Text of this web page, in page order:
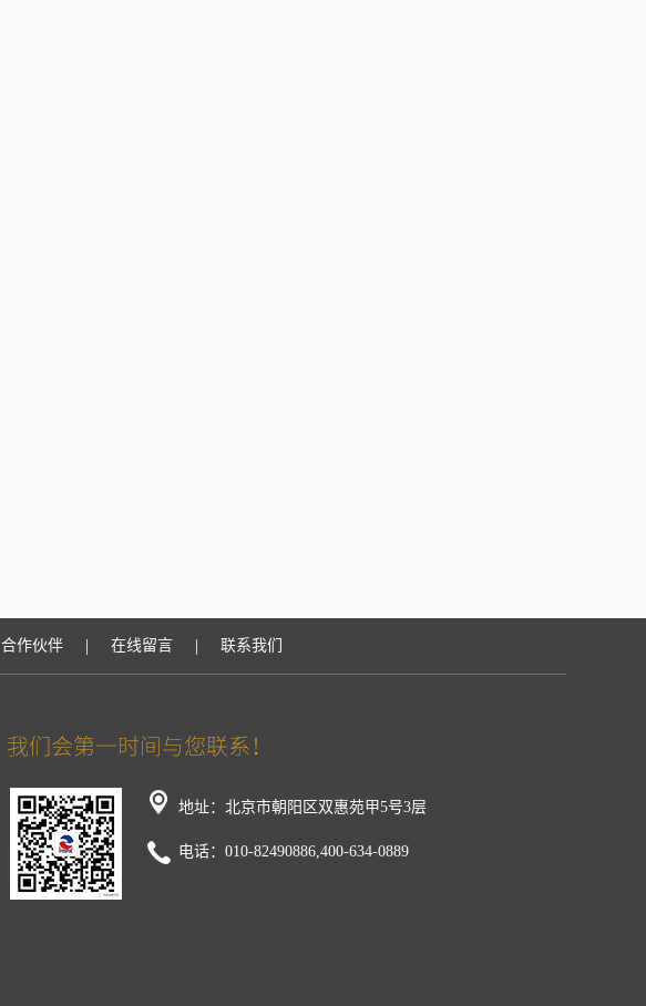
合作伙伴 | 在线留言 | 联系我们
地址：北京市朝阳区双惠苑甲5号3层
电话：010-82490886,400-634-0889